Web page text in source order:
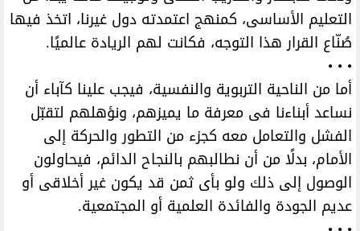
التعليم الأساسى، كمنهج اعتمدته دول غيرنا، اتخذ فيها
صُنّاع القرار هذا التوجه، فكانت لهم الريادة عالميًا.
• • •
أما من الناحية التربوية والنفسية، فيجب علينا كآباء أن
نساعد أبناءنا فى معرفة ما يميزهم، ونؤهلهم لتقبّل
الفشل والتعامل معه كجزء من التطور والحركة إلى
الأمام، بدلًا من أن نطالبهم بالنجاح الدائم، فيحاولون
الوصول إلى ذلك ولو بأى ثمن قد يكون غير أخلاقى أو
عديم الجودة والفائدة العلمية أو المجتمعية.